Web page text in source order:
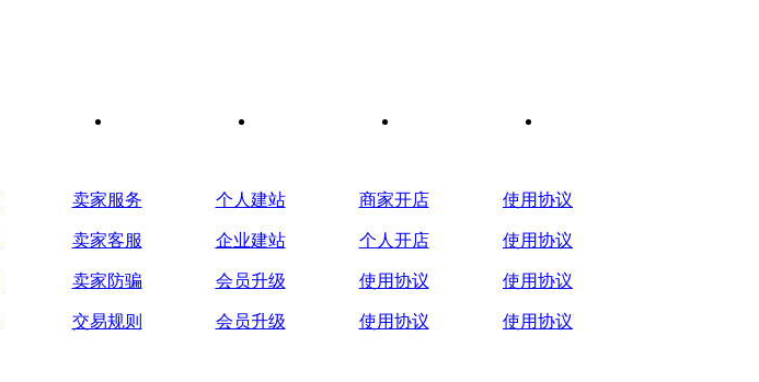
卖家服务
卖家客服
卖家防骗
交易规则
个人建站
企业建站
会员升级
会员升级
商家开店
个人开店
使用协议
使用协议
使用协议
使用协议
使用协议
使用协议